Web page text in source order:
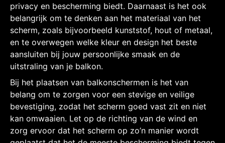
privacy en bescherming biedt. Daarnaast is het ook
belangrijk om te denken aan het materiaal van het
scherm, zoals bijvoorbeeld kunststof, hout of metaal,
en te overwegen welke kleur en design het beste
aansluiten bij jouw persoonlijke smaak en de
uitstraling van je balkon.
Bij het plaatsen van balkonschermen is het van
belang om te zorgen voor een stevige en veilige
bevestiging, zodat het scherm goed vast zit en niet
kan omwaaien. Let op de richting van de wind en
zorg ervoor dat het scherm op zo’n manier wordt